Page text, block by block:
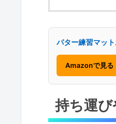
パター練習マッ
Amazonで見る
持ち運